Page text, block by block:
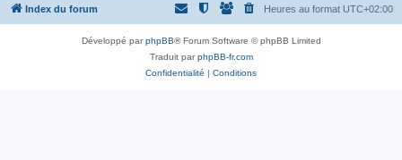
Index du forum Heures au format UTC+02:00
Développé parphpBB® Forum Software © phpBB Limited
Traduit parphpBB-fr.com
Confidentialité | Conditions